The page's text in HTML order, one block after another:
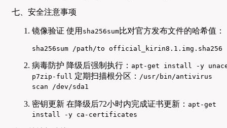
七、安全注意事项
镜像验证 使用 sha256sum比对官方发布文件的哈希值：
sha256sum /path/to official_kirin8.1.img.sha256
病毒防护 降级后强制执行： apt-get install -y
p7zip-full 定期扫描根分区： /usr/bin/antivirus
scan /dev/sda1
密钥更新 在降级后72小时内完成证书更新： apt-get
install -y ca-certificates